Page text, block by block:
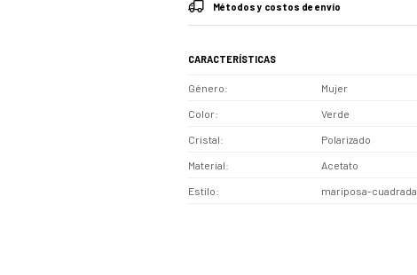
Métodos y costos de envío
CARACTERÍSTICAS
Género Mujer
Color Verde
Cristal Polarizado
Material Acetato
Estilo mariposa-cuadrada